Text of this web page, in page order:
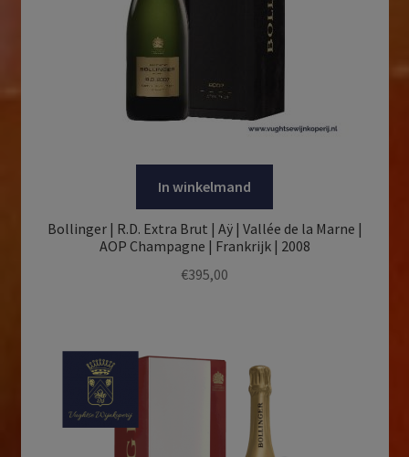
In winkelmand
Bollinger | R.D. Extra Brut | Aÿ | Vallée de la Marne |
AOP Champagne | Frankrijk | 2008
€395,00